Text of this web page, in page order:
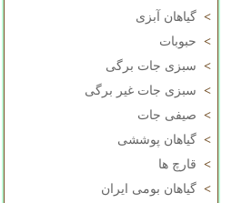
> گیاهان آبزی
> حبوبات
> سبزی جات برگی
> سبزی جات غیر برگی
> صیفی جات
> گیاهان پوششی
> قارچ ها
> گیاهان بومی ایران